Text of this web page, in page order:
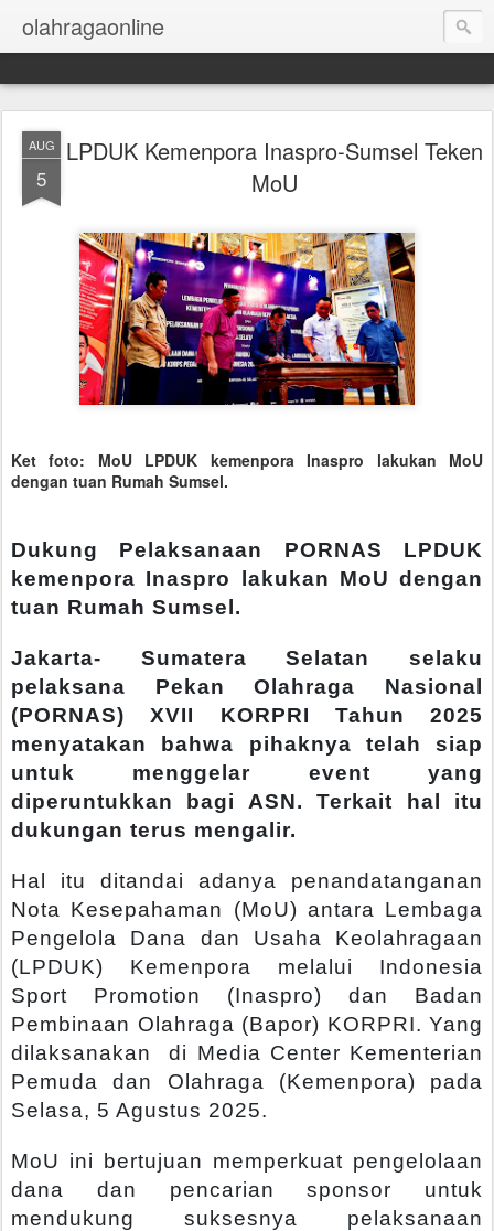
olahragaonline
AUG
5
LPDUK Kemenpora Inaspro-Sumsel Teken
MoU
Ket foto: MoU LPDUK kemenpora Inaspro lakukan MoU
dengan tuan Rumah Sumsel.
Dukung Pelaksanaan PORNAS LPDUK
kemenpora Inaspro lakukan MoU dengan
tuan Rumah Sumsel.
Jakarta- Sumatera Selatan selaku
pelaksana Pekan Olahraga Nasional
(PORNAS) XVII KORPRI Tahun 2025
menyatakan bahwa pihaknya telah siap
untuk menggelar event yang
diperuntukkan bagi ASN. Terkait hal itu
dukungan terus mengalir.
Hal itu ditandai adanya penandatanganan
Nota Kesepahaman (MoU) antara Lembaga
Pengelola Dana dan Usaha Keolahragaan
(LPDUK) Kemenpora melalui Indonesia
Sport Promotion (Inaspro) dan Badan
Pembinaan Olahraga (Bapor) KORPRI. Yang
dilaksanakan di Media Center Kementerian
Pemuda dan Olahraga (Kemenpora) pada
Selasa, 5 Agustus 2025.
MoU ini bertujuan memperkuat pengelolaan
dana dan pencarian sponsor untuk
mendukung suksesnya pelaksanaan